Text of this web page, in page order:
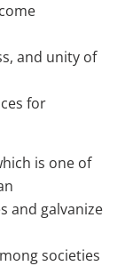
and unity of
for
is one of
and galvanize
societies